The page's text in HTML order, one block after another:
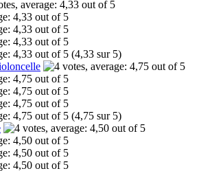
(4,33 sur 5)
(4,75 sur 5)